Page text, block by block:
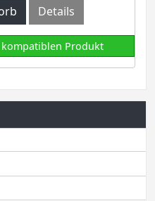
Details
kompatiblen Produkt